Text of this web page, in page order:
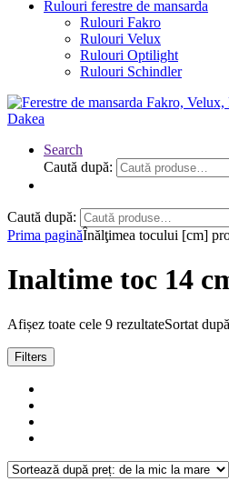
Rulouri ferestre de mansarda
Rulouri Fakro
Rulouri Velux
Rulouri Optilight
Rulouri Schindler
Search
Caută după:
Caută după:
Prima paginăÎnălţimea tocului [cm]
Inaltime toc 14
Afișez toate cele 9 rezultateSortat
Filters